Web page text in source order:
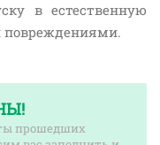
в естественную
повреждениями.
прошедших